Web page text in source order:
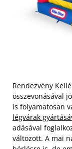
Rendezvény
összevonásával
is folyamatosan
légvárak
adásával
változott. A mai